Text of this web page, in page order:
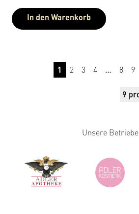
In den Warenkorb
1 2 3 4 … 8 9
Unsere Betriebe